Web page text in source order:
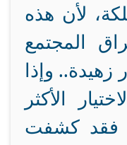
لأن هذه
المجتمع
زهيدة.. وإذا
الأكثر
فقد كشفت